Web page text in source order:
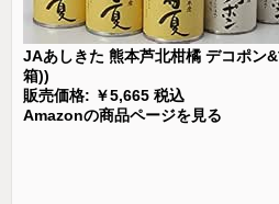
JAあしきた 熊本芦北柑橘 デコポン
箱))
販売価格: ￥5,665 税込
Amazonの商品ページを見る